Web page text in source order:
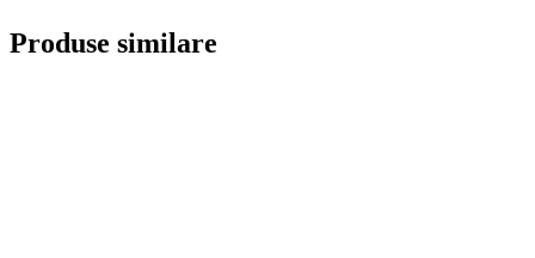
Produse similare